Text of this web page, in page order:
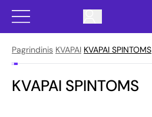
Pagrindinis KVAPAI KVAPAI SPINTOMS
KVAPAI SPINTOMS